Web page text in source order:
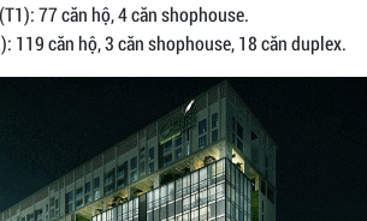
77 căn hộ, 4 căn shophouse.
căn hộ, 3 căn shophouse, 18 căn duplex.